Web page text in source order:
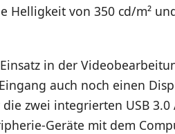
Helligkeit von 350 cd/m²
in der
auch noch einen
zwei integrierten USB 3.0
Geräte mit dem